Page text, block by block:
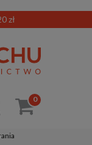
zł
0